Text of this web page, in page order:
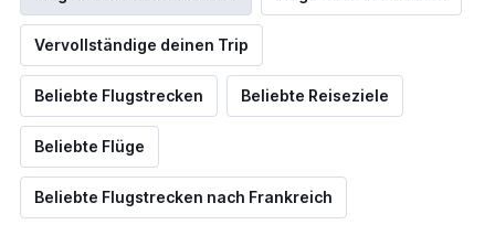
Vervollständige deinen Trip
Beliebte Flugstrecken Beliebte Reiseziele
Beliebte Flüge
Beliebte Flugstrecken nach Frankreich